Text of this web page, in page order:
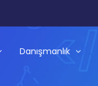
Danışmanlık